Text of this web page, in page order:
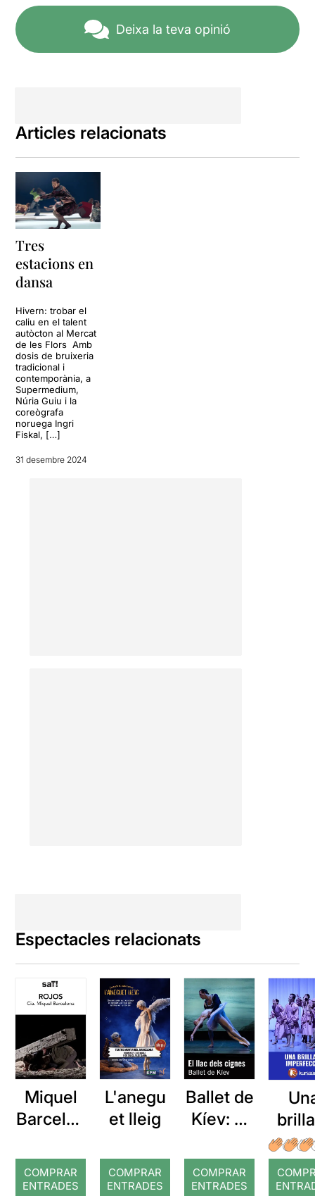
Deixa la teva opinió
Articles relacionats
Tres
estacions en
dansa
Hivern: trobar el
caliu en el talent
autòcton al Mercat
de les Flors Amb
dosis de bruixeria
tradicional i
contemporània, a
Supermedium,
Núria Guiu i la
coreògrafa
noruega Ingri
Fiskal, […]
31 desembre 2024
Espectacles relacionats
Miquel
Barcelon
COMPRAR
ENTRADES
L'anegu
et lleig
COMPRAR
ENTRADES
Ballet de
Kíev: El
cignes
COMPRAR
ENTRADES
ció